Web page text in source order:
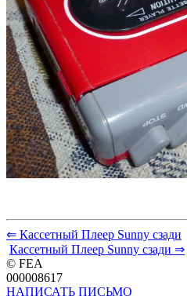
⇐ Кассетный Плеер Sunny сзади
Кассетный Плеер Sunny сзади ⇒
© FEA
000008617
НАПИСАТЬ ПИСЬМО